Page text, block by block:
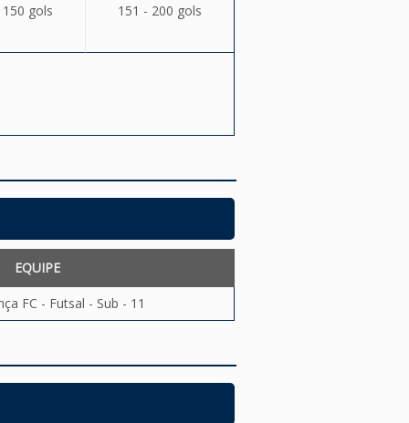
gols 151 - 200 gols
EQUIPE
FC - Futsal - Sub - 11